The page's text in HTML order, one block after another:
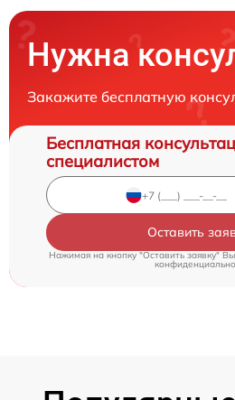
Нужна
Закажите бесплатную
Бесплатная
специалистом
Оставить
Нажимая на кнопку "Оставить заявку"